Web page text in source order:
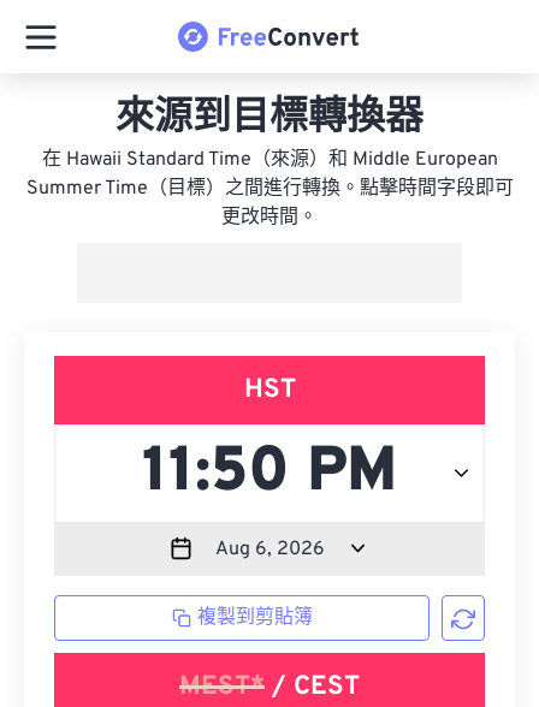
來源到目標轉換器
在 Hawaii Standard Time（來源）和 Middle European
Summer Time（目標）之間進行轉換。點擊時間字段即可
更改時間。
HST
複製到剪貼簿
MEST* / CEST